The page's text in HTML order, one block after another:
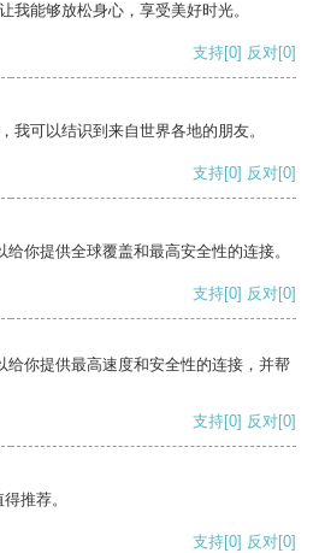
我能够放松身心，享受美好时光。
支持[0] 反对[0]
我可以结识到来自世界各地的朋友。
支持[0] 反对[0]
你提供全球覆盖和最高安全性的连接。
支持[0] 反对[0]
给你提供最高速度和安全性的连接，并帮
支持[0] 反对[0]
推荐。
支持[0] 反对[0]